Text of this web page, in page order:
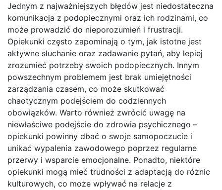
Jednym z najważniejszych błędów jest niedostateczna
komunikacja z podopiecznymi oraz ich rodzinami, co
może prowadzić do nieporozumień i frustracji.
Opiekunki często zapominają o tym, jak istotne jest
aktywne słuchanie oraz zadawanie pytań, aby lepiej
zrozumieć potrzeby swoich podopiecznych. Innym
powszechnym problemem jest brak umiejętności
zarządzania czasem, co może skutkować
chaotycznym podejściem do codziennych
obowiązków. Warto również zwrócić uwagę na
niewłaściwe podejście do zdrowia psychicznego –
opiekunki powinny dbać o swoje samopoczucie i
unikać wypalenia zawodowego poprzez regularne
przerwy i wsparcie emocjonalne. Ponadto, niektóre
opiekunki mogą mieć trudności z adaptacją do różnic
kulturowych, co może wpływać na relacje z